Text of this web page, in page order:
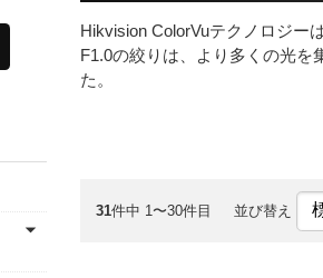
Hikvision ColorVuテクノロジー
F1.0の絞りは、より多くの光を
た。
31件中 1〜30件目 並び替え